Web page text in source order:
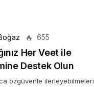
655
Her Veet ile
Destek Olun
özgüvenle ilerleyebilmeleri